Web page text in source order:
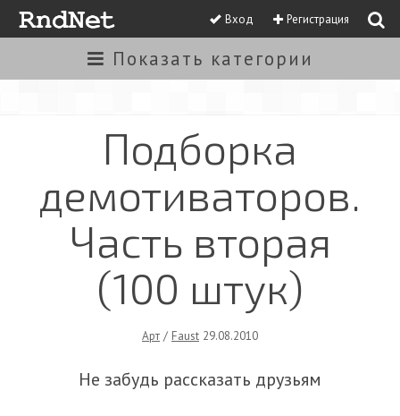
Вход Регистрация
Показать категории
Подборка
демотиваторов.
Часть вторая
(100 штук)
Арт / Faust 29.08.2010
Не забудь рассказать друзьям